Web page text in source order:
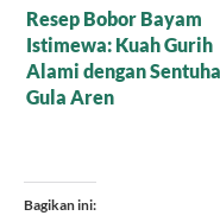
Nasi Tim Lapis Ayam
Bagikan ini: